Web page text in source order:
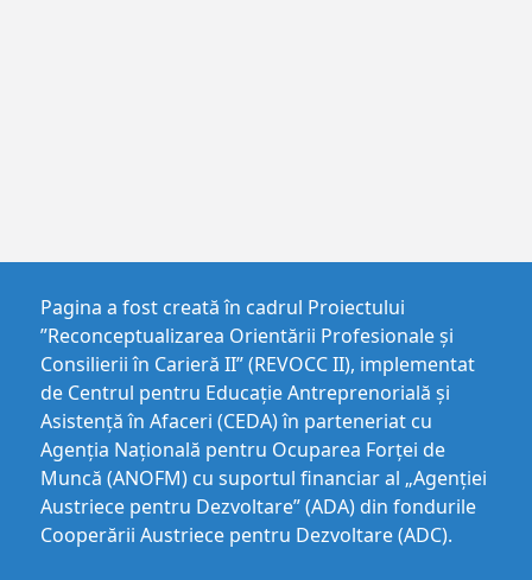
Pagina a fost creată în cadrul Proiectului
”Reconceptualizarea Orientării Profesionale și
Consilierii în Carieră II” (REVOCC II), implementat
de Centrul pentru Educaţie Antreprenorială şi
Asistenţă în Afaceri (CEDA) în parteneriat cu
Agenția Națională pentru Ocuparea Forței de
Muncă (ANOFM) cu suportul financiar al „Agenției
Austriece pentru Dezvoltare” (ADA) din fondurile
Cooperării Austriece pentru Dezvoltare (ADC).